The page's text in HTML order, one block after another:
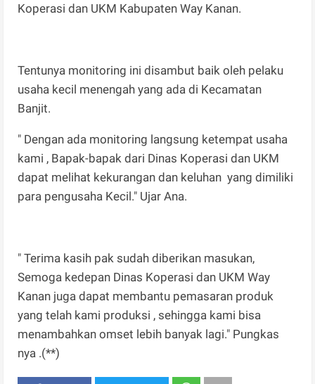
Koperasi dan UKM Kabupaten Way Kanan.
Tentunya monitoring ini disambut baik oleh pelaku
usaha kecil menengah yang ada di Kecamatan
Banjit.
" Dengan ada monitoring langsung ketempat usaha
kami , Bapak-bapak dari Dinas Koperasi dan UKM
dapat melihat kekurangan dan keluhan yang dimiliki
para pengusaha Kecil." Ujar Ana.
" Terima kasih pak sudah diberikan masukan,
Semoga kedepan Dinas Koperasi dan UKM Way
Kanan juga dapat membantu pemasaran produk
yang telah kami produksi , sehingga kami bisa
menambahkan omset lebih banyak lagi." Pungkas
nya .(**)